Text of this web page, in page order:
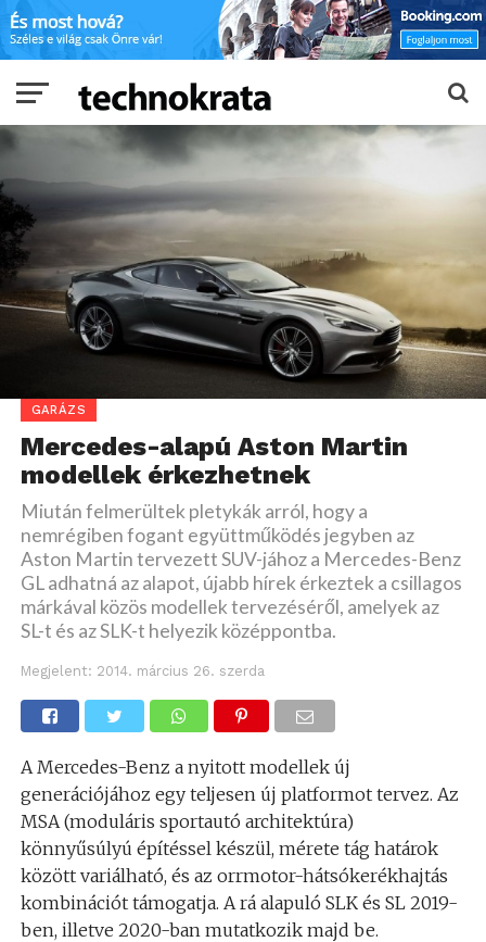
GARÁZS
Mercedes-alapú Aston Martin
modellek érkezhetnek
Miután felmerültek pletykák arról, hogy a
nemrégiben fogant együttműködés jegyben az
Aston Martin tervezett SUV-jához a Mercedes-Benz
GL adhatná az alapot, újabb hírek érkeztek a csillagos
márkával közös modellek tervezéséről, amelyek az
SL-t és az SLK-t helyezik középpontba.
Megjelent: 2014. március 26. szerda
A Mercedes-Benz a nyitott modellek új
generációjához egy teljesen új platformot tervez. Az
MSA (moduláris sportautó architektúra)
könnyűsúlyú építéssel készül, mérete tág határok
között variálható, és az orrmotor-hátsókerékhajtás
kombinációt támogatja. A rá alapuló SLK és SL 2019-
ben, illetve 2020-ban mutatkozik majd be.